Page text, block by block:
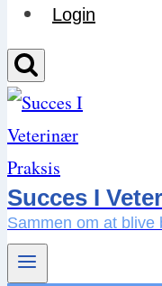
Login
Succes I
Sammen om at blive